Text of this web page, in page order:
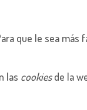
que le sea más
las cookiesde la